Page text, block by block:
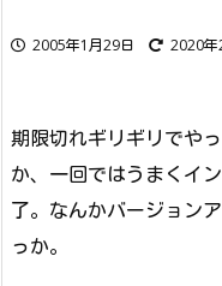
2005年1月29日 2020年
期限切れギリギリでや
か、一回ではうまくイ
了。なんかバージョン
っか。